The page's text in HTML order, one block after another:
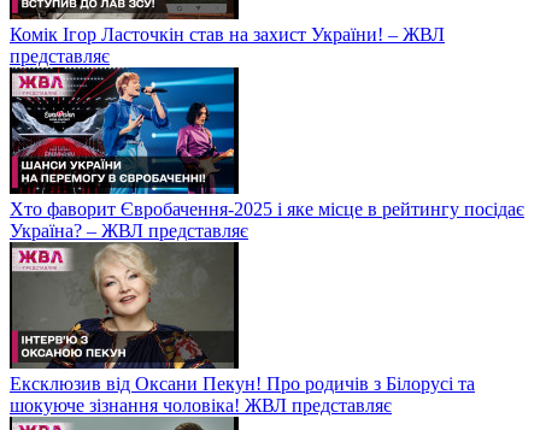
Комік Ігор Ласточкін став на захист України! – ЖВЛ
представляє
Хто фаворит Євробачення-2025 і яке місце в рейтингу посідає
Україна? – ЖВЛ представляє
Ексклюзив від Оксани Пекун! Про родичів з Білорусі та
шокуюче зізнання чоловіка! ЖВЛ представляє